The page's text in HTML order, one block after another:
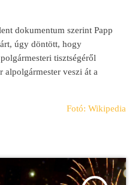
dokumentum szerint Papp
úgy döntött, hogy
tisztségéről
veszi át a
Fotó: Wikipedia